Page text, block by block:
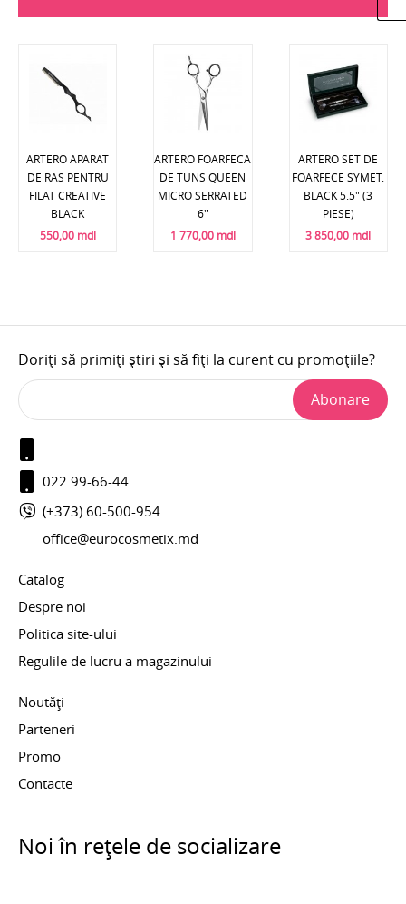
ARTERO APARAT
DE RAS PENTRU
FILAT CREATIVE
BLACK
550,00 mdl
ARTERO FOARFECA
DE TUNS QUEEN
MICRO SERRATED
6"
1 770,00 mdl
ARTERO SET DE
FOARFECE SYMET.
BLACK 5.5" (3
PIESE)
3 850,00 mdl
Doriți să primiți știri și să fiți la curent cu promoțiile?
Abonare
022 99-66-44
(+373) 60-500-954
office@eurocosmetix.md
Catalog
Despre noi
Politica site-ului
Regulile de lucru a magazinului
Noutăți
Parteneri
Promo
Contacte
Noi în rețele de socializare